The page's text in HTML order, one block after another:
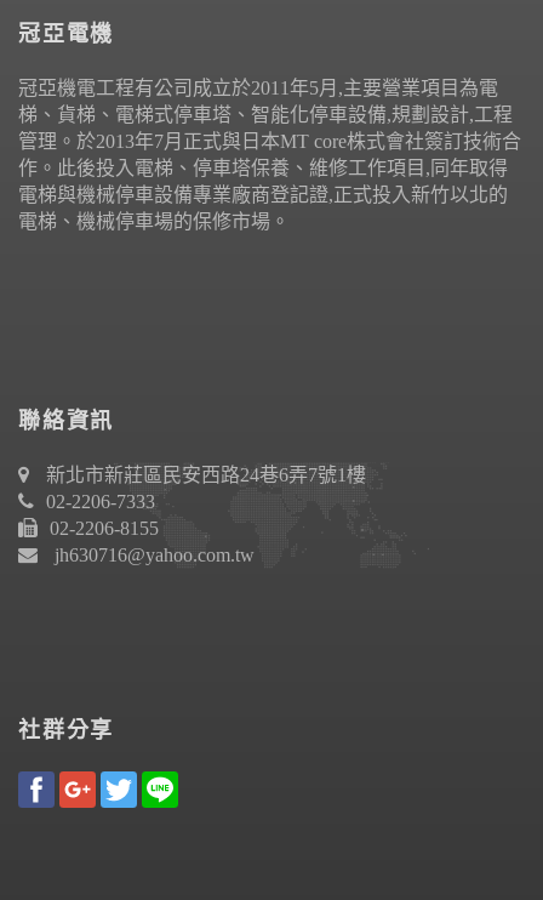
冠亞電機
冠亞機電工程有公司成立於2011年5月,主要營業項目為電
梯、貨梯、電梯式停車塔、智能化停車設備,規劃設計,工程
管理。於2013年7月正式與日本MT core株式會社簽訂技術合
作。此後投入電梯、停車塔保養、維修工作項目,同年取得
電梯與機械停車設備專業廠商登記證,正式投入新竹以北的
電梯、機械停車場的保修市場。
聯絡資訊
新北市新莊區民安西路24巷6弄7號1樓
02-2206-7333
02-2206-8155
jh630716@yahoo.com.tw
社群分享